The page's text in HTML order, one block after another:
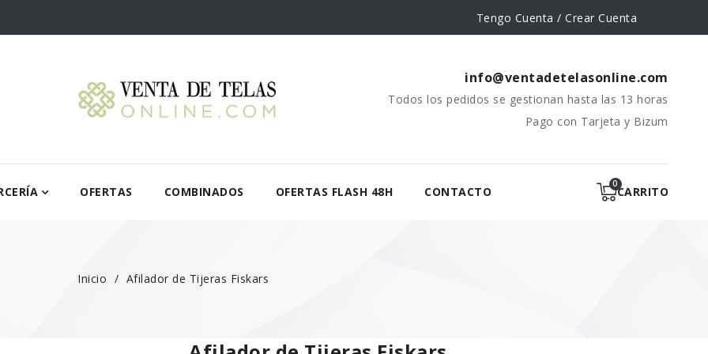
Tengo Cuenta / Crear Cuenta
info@ventadetelasonline.com
Todos los pedidos se gestionan hasta las 13 horas
Pago con Tarjeta y Bizum
OFERTAS COMBINADOS OFERTAS FLASH 48H CONTACTO CARRITO
Inicio Afilador de Tijeras Fiskars